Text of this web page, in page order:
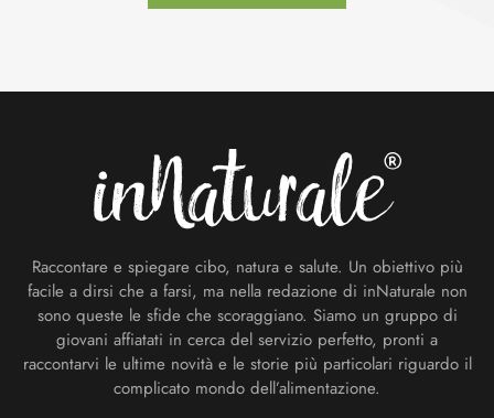
Raccontare e spiegare cibo, natura e salute. Un obiettivo più
facile a dirsi che a farsi, ma nella redazione di inNaturale non
sono queste le sfide che scoraggiano. Siamo un gruppo di
giovani affiatati in cerca del servizio perfetto, pronti a
raccontarvi le ultime novità e le storie più particolari riguardo il
complicato mondo dell’alimentazione.